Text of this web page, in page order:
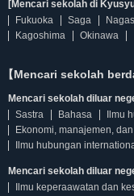
[Mencari sekolah di
Fukuoka
Saga
Kagoshima
Okinawa
【Mencari sekolah
Mencari sekolah diluar
Sastra
Bahasa
Ilmu
Ekonomi, manajemen,
Ilmu hubungan
Mencari sekolah diluar
Ilmu keperaawatan dan